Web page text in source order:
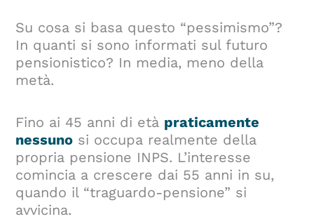
Su cosa si basa questo “pessimismo”?
In quanti si sono informati sul futuro
pensionistico? In media, meno della
metà.
Fino ai 45 anni di età praticamente
nessuno si occupa realmente della
propria pensione INPS. L’interesse
comincia a crescere dai 55 anni in su,
quando il “traguardo-pensione” si
avvicina.